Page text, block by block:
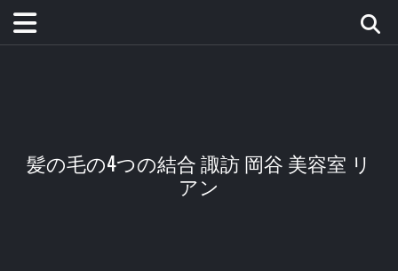
髪の毛の4つの結合 諏訪 岡谷 美容室 リ
アン